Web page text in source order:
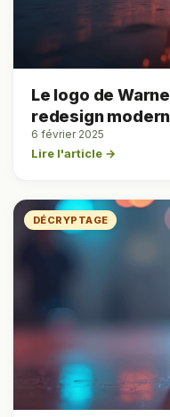
Le logo de
redesign
6 février 2025
Lire l'article →
DÉCRYPTAGE